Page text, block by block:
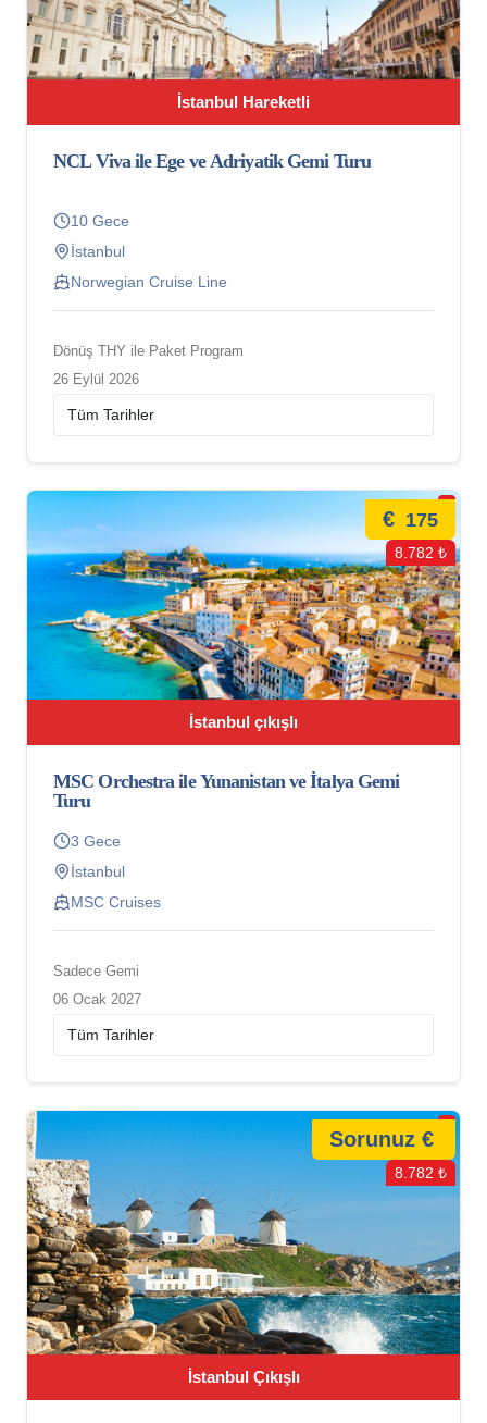
İstanbul Hareketli
NCL Viva ile Ege ve Adriyatik Gemi Turu
10 Gece
İstanbul
Norwegian Cruise Line
Dönüş THY ile Paket Program
26 Eylül 2026
İstanbul çıkışlı
€ 175
8.782 ₺
MSC Orchestra ile Yunanistan ve İtalya Gemi
Turu
3 Gece
İstanbul
MSC Cruises
Sadece Gemi
06 Ocak 2027
İstanbul Çıkışlı
Sorunuz €
8.782 ₺